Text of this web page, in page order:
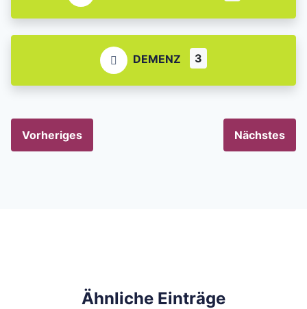
DEMENZ 3
Vorheriges Nächstes
Ähnliche Einträge